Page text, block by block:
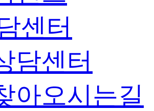
센터
담센터
아오시는길